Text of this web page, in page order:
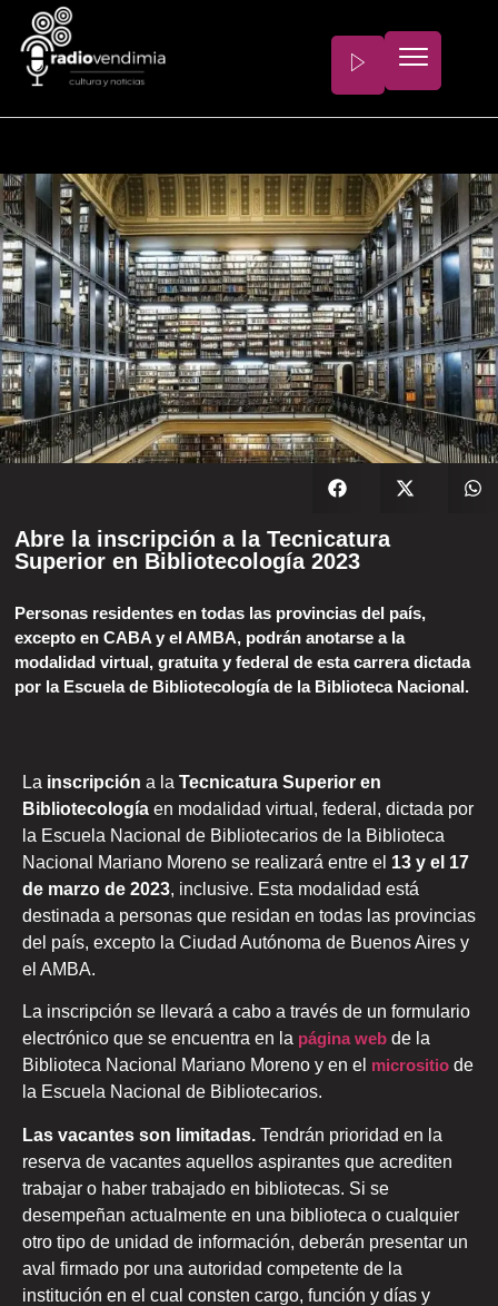
Abre la inscripción a la Tecnicatura
Superior en Bibliotecología 2023
Personas residentes en todas las provincias del país,
excepto en CABA y el AMBA, podrán anotarse a la
modalidad virtual, gratuita y federal de esta carrera dictada
por la Escuela de Bibliotecología de la Biblioteca Nacional.
La inscripción a la Tecnicatura Superior en
Bibliotecología en modalidad virtual, federal, dictada por
la Escuela Nacional de Bibliotecarios de la Biblioteca
Nacional Mariano Moreno se realizará entre el 13 y el 17
de marzo de 2023, inclusive. Esta modalidad está
destinada a personas que residan en todas las provincias
del país, excepto la Ciudad Autónoma de Buenos Aires y
el AMBA.
La inscripción se llevará a cabo a través de un formulario
electrónico que se encuentra en la página web de la
Biblioteca Nacional Mariano Moreno y en el micrositio de
la Escuela Nacional de Bibliotecarios.
Las vacantes son limitadas. Tendrán prioridad en la
reserva de vacantes aquellos aspirantes que acrediten
trabajar o haber trabajado en bibliotecas. Si se
desempeñan actualmente en una biblioteca o cualquier
otro tipo de unidad de información, deberán presentar un
aval firmado por una autoridad competente de la
institución en el cual consten cargo, función y días y